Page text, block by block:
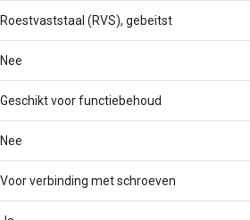
Roestvaststaal (RVS), gebeitst
Nee
Geschikt voor functiebehoud
Nee
Voor verbinding met schroeven